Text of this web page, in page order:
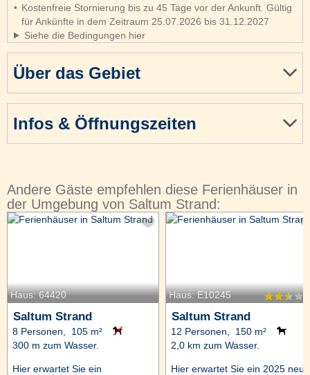
Über das Gebiet
Infos & Öffnungszeiten
Kostenfreie Stornierung bis zu 45 Tage vor der Ankunft. Gültig
für Ankünfte in dem Zeitraum 25.07.2026 bis 31.12.2027
Siehe die Bedingungen hier
Andere Gäste empfehlen diese Ferienhäuser in
der Umgebung von Saltum Strand:
Haus: 64420
Saltum Strand
8 Personen, 105 m²
300 m zum Wasser.
Hier erwartet Sie ein
Haus: E10245
Saltum Strand
12 Personen, 150 m²
2,0 km zum Wasser.
Hier erwartet Sie ein 2025 neu